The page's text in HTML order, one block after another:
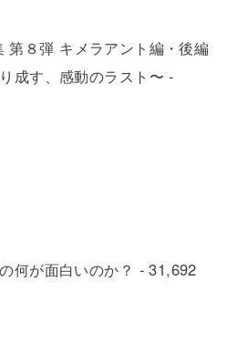
８弾 キメラアント編・後編
成す、感動のラスト〜 -
何が面白いのか？ - 31,692